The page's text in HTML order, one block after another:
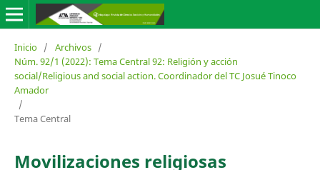
Inicio / Archivos /
Núm. 92/1 (2022): Tema Central 92: Religión y acción
social/Religious and social action. Coordinador del TC Josué Tinoco
Amador
/
Tema Central
Movilizaciones religiosas